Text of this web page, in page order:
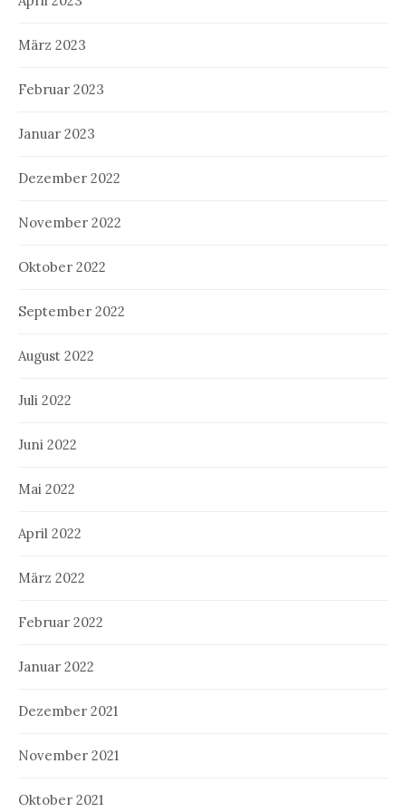
März 2023
Februar 2023
Januar 2023
Dezember 2022
November 2022
Oktober 2022
September 2022
August 2022
Juli 2022
Juni 2022
Mai 2022
April 2022
März 2022
Februar 2022
Januar 2022
Dezember 2021
November 2021
Oktober 2021